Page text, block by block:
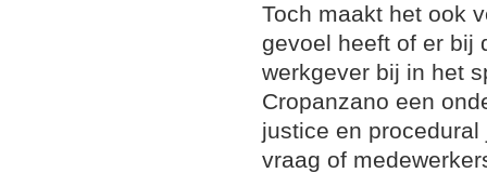
Toch maakt het ook
gevoel heeft of er bij
werkgever bij in het
Cropanzano een
justice en
vraag of